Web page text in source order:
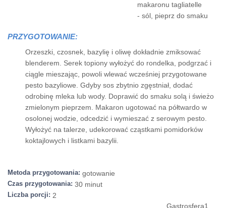
makaronu tagliatelle
- sól, pieprz do smaku
PRZYGOTOWANIE:
Orzeszki, czosnek, bazylię i oliwę dokładnie zmiksować
blenderem. Serek topiony wyłożyć do rondelka, podgrzać i
ciągle mieszając, powoli wlewać wcześniej przygotowane
pesto bazyliowe. Gdyby sos zbytnio zgęstniał, dodać
odrobinę mleka lub wody. Doprawić do smaku solą i świeżo
zmielonym pieprzem. Makaron ugotować na półtwardo w
osolonej wodzie, odcedzić i wymieszać z serowym pesto.
Wyłożyć na talerze, udekorować cząstkami pomidorków
koktajlowych i listkami bazylii.
Metoda przygotowania: gotowanie
Czas przygotowania: 30 minut
Liczba porcji: 2
Gastrosfera1